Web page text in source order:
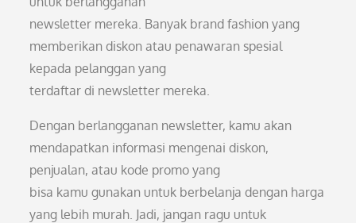
newsletter mereka. Banyak brand fashion yang
memberikan diskon atau penawaran spesial
kepada pelanggan yang
terdaftar di newsletter mereka.
Dengan berlangganan newsletter, kamu akan
mendapatkan informasi mengenai diskon,
penjualan, atau kode promo yang
bisa kamu gunakan untuk berbelanja dengan harga
yang lebih murah. Jadi, jangan ragu untuk